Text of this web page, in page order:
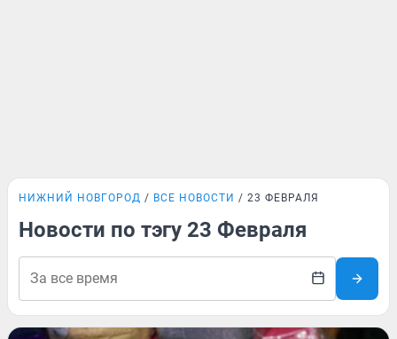
НИЖНИЙ НОВГОРОД ВСЕ НОВОСТИ 23 ФЕВРАЛЯ
Новости по тэгу 23 Февраля